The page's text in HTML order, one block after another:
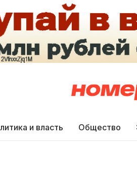
и власть Общество